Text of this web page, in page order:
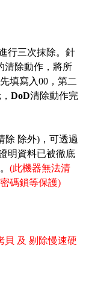
行三次抹除。針
清除動作，將所
填寫入00，第二
DoD清除動作完
除 除外)，可透過
明資料已被徹底
(此機器無法清
碼鎖等保護)
貝 及 剔除慢速硬